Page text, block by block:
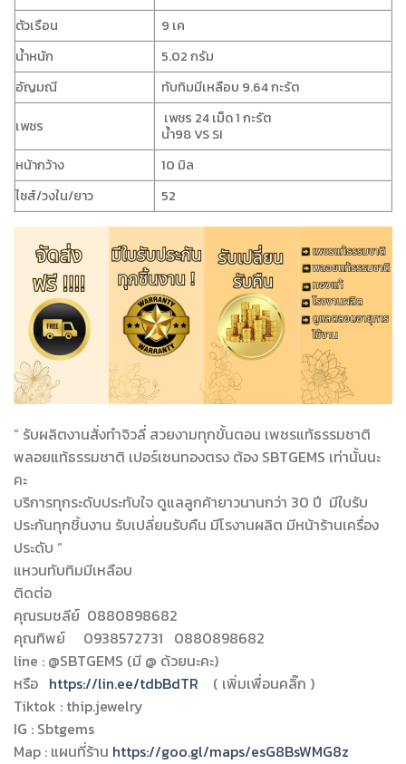
ตัวเรือน
9 เค
น้ำหนัก
5.02 กรัม
อัญมณี
ทับทิมมีเหลือบ 9.64 กะรัต
เพชร
เพชร 24 เม็ด 1 กะรัต
น้ำ98 VS SI
หน้ากว้าง
10 มิล
ไซส์/วงใน/ยาว
52
” รับผลิตงานสั่งทำจิวลี่ สวยงามทุกขั้นตอน เพชรแท้ธรรมชาติ
พลอยแท้ธรรมชาติ เปอร์เซนทองตรง ต้อง SBTGEMS เท่านั้นนะ
คะ
บริการทุกระดับประทับใจ ดูแลลูกค้ายาวนานกว่า 30 ปี มีใบรับ
ประกันทุกชิ้นงาน รับเปลี่ยนรับคืน มีโรงานผลิต มีหน้าร้านเครื่อง
ประดับ “
แหวนทับทิมมีเหลือบ
ติดต่อ
คุณรมชลีย์ 0880898682
คุณทิพย์ 0938572731 0880898682
line : @SBTGEMS (มี @ ด้วยนะคะ)
หรือ https://lin.ee/tdbBdTR
( เพิ่มเพื่อนคลิ๊ก )
Tiktok : thip.jewelry
IG : Sbtgems
Map : แผนที่ร้าน https://goo.gl/maps/esG8BsWMG8z